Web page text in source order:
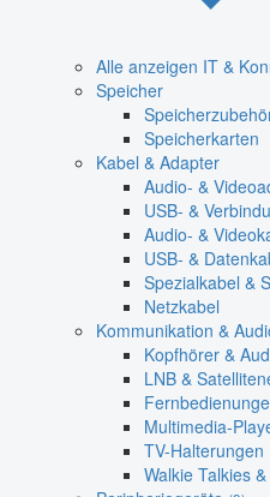
Alle anzeigen IT &
Speicher
Speicherkarten
Kabel & Adapter
Audio- &
USB- &
Audio- &
USB- &
Spezialkabel &
Netzkabel
Kommunikation &
Kopfhörer &
LNB &
Multimedia-
TV-Halterungen
Walkie Talkies